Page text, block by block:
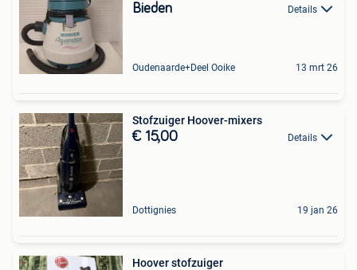
Bieden Details
Oudenaarde+Deel Ooike 13 mrt 26
Stofzuiger Hoover-mixers
€ 15,00 Details
Dottignies 19 jan 26
Hoover stofzuiger